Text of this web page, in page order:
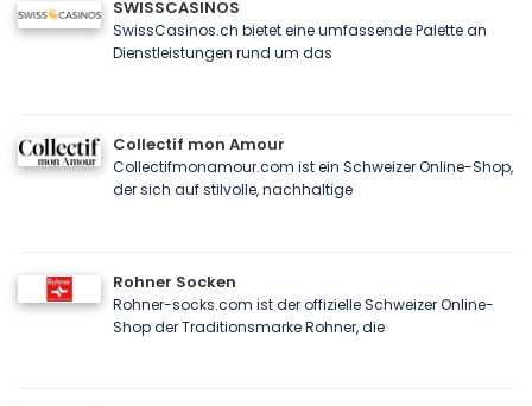
SWISSCASINOS
SwissCasinos.ch bietet eine umfassende Palette an
Dienstleistungen rund um das
Collectif mon Amour
Collectifmonamour.com ist ein Schweizer Online-Shop,
der sich auf stilvolle, nachhaltige
Rohner Socken
Rohner-socks.com ist der offizielle Schweizer Online-
Shop der Traditionsmarke Rohner, die